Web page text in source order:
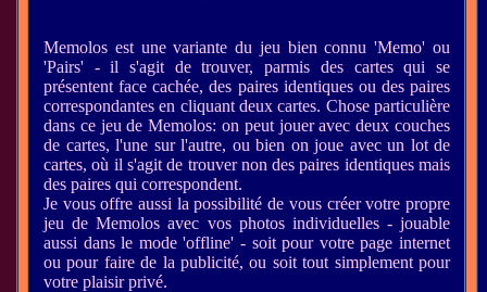
Memolos est une variante du jeu bien connu 'Memo' ou
'Pairs' - il s'agit de trouver, parmis des cartes qui se
présentent face cachée, des paires identiques ou des paires
correspondantes en cliquant deux cartes. Chose particulière
dans ce jeu de Memolos: on peut jouer avec deux couches
de cartes, l'une sur l'autre, ou bien on joue avec un lot de
cartes, où il s'agit de trouver non des paires identiques mais
des paires qui correspondent.
Je vous offre aussi la possibilité de vous créer votre propre
jeu de Memolos avec vos photos individuelles - jouable
aussi dans le mode 'offline' - soit pour votre page internet
ou pour faire de la publicité, ou soit tout simplement pour
votre plaisir privé.